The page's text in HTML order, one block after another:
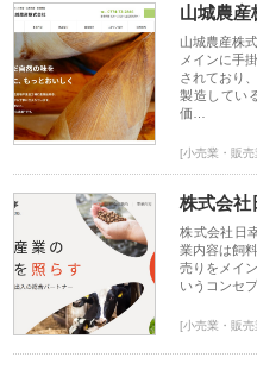
山城農産
山城農産株
メインに手
されており
製造してい
価…
[小売業・販
株式会社
株式会社日
業内容は飼
売りをメイ
いうコンセ
[小売業・販